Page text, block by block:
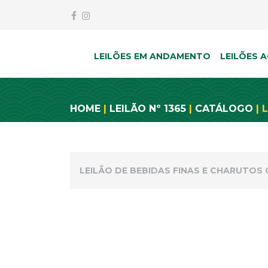
LEILÕES EM ANDAMENTO LEILÕES
HOME | LEILÃO Nº 1365 | CATÁLOGO |
LEILÃO DE BEBIDAS FINAS E CHARUTOS